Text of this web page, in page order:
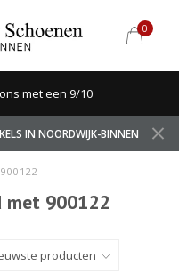
0
met een 9/10
IN NOORDWIJK-BINNEN
900122
met 900122